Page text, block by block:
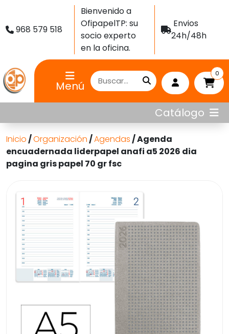
968 579 518
Bienvenido a
OfipapelTP: su
socio experto
en la oficina.
Envios
24h/48h
Menú
0
Catálogo
Inicio/Organización/Agendas/ Agenda
encuadernada liderpapel anafi a5 2026 dia
pagina gris papel 70 gr fsc